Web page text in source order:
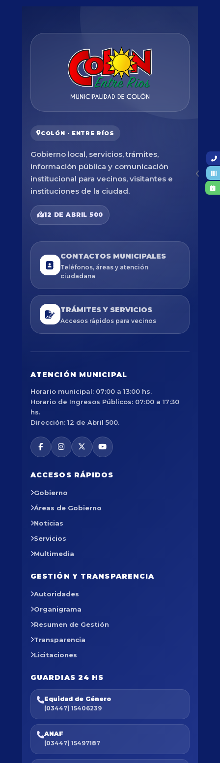
COLÓN · ENTRE RÍOS
Gobierno local, servicios, trámites,
información pública y comunicación
institucional para vecinos, visitantes e
instituciones de la ciudad.
12 DE ABRIL 500
CONTACTOS MUNICIPALES
Teléfonos, áreas y atención
ciudadana
TRÁMITES Y SERVICIOS
Accesos rápidos para vecinos
ATENCIÓN MUNICIPAL
Horario municipal: 07:00 a 13:00 hs.
Horario de Ingresos Públicos: 07:00 a 17:30
hs.
Dirección: 12 de Abril 500.
ACCESOS RÁPIDOS
Gobierno
Áreas de Gobierno
Noticias
Servicios
Multimedia
GESTIÓN Y TRANSPARENCIA
Autoridades
Organigrama
Resumen de Gestión
Transparencia
Licitaciones
GUARDIAS 24 HS
Equidad de Género
(03447) 15406239
ANAF
(03447) 15497187